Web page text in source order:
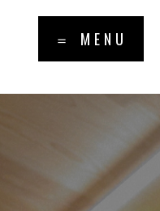
＝ MENU
×